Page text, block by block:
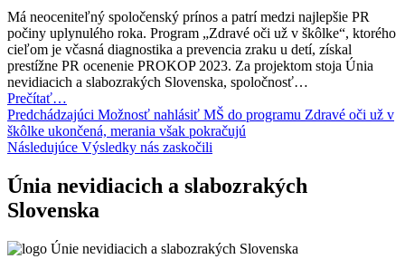
Má neoceniteľný spoločenský prínos a patrí medzi najlepšie PR
počiny uplynulého roka. Program „Zdravé oči už v škôlke“, ktorého
cieľom je včasná diagnostika a prevencia zraku u detí, získal
prestížne PR ocenenie PROKOP 2023. Za projektom stoja Únia
nevidiacich a slabozrakých Slovenska, spoločnosť…
Prečítať“TS:
BILLA
získala
za
očných
porúch
u detí
PROKOP
…
Navigácia
v
Predchádzajúci Možnosť nahlásiť MŠ do programu Zdravé oči už v
škôlke ukončená, merania však pokračujú
Následujúce Výsledky nás zaskočili
Únia nevidiacich a slabozrakých
Slovenska